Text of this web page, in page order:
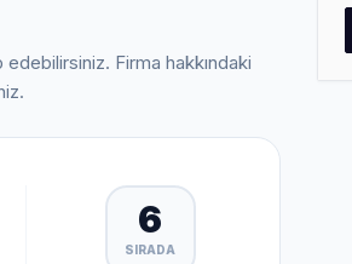
Firma hakkındaki
6
SIRADA